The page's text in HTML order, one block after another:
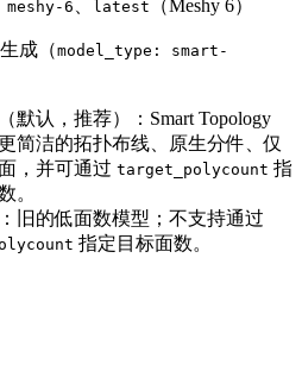
meshy-6 latest （Meshy 6）
成（model_type: smart-
（默认，推荐）：Smart Topology
洁的拓扑布线、原生分件、仅
，并可通过 target_polycount 指
。
：旧的低面数模型；不支持通过
指定目标面数。